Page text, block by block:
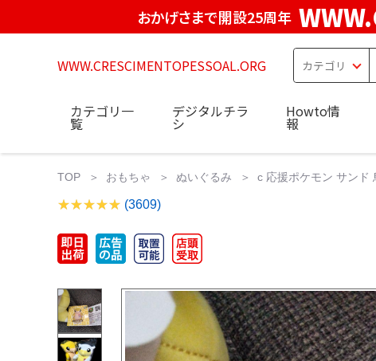
おかげさまで開設25周年
WWW.CRESCIMENTOPESSOAL.ORG
カテゴリ一
覧
デジタルチラ
シ
Howto情
報
TOP おもちゃ ぬいぐるみ c 応援ポケモン サンド
(3609)